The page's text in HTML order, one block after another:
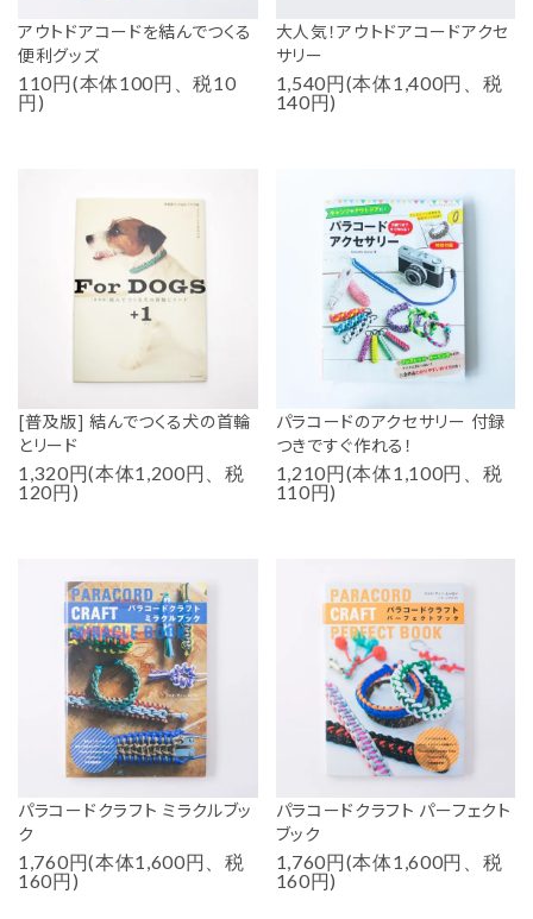
アウトドアコードを結んでつくる
便利グッズ
110円(本体100円、税10
円)
大人気！アウトドアコードアクセ
サリー
1,540円(本体1,400円、税
140円)
[普及版] 結んでつくる犬の首輪
とリード
1,320円(本体1,200円、税
120円)
パラコードのアクセサリー 付録
つきですぐ作れる！
1,210円(本体1,100円、税
110円)
パラコードクラフト ミラクルブッ
ク
1,760円(本体1,600円、税
160円)
パラコードクラフト パーフェクト
ブック
1,760円(本体1,600円、税
160円)